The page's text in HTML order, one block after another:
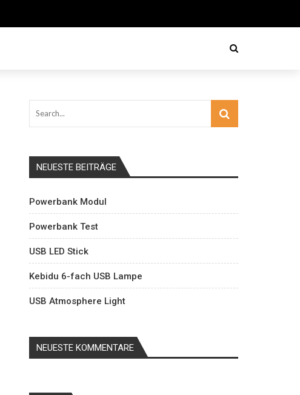
NEUESTE BEITRÄGE
Powerbank Modul
Powerbank Test
USB LED Stick
Kebidu 6-fach USB Lampe
USB Atmosphere Light
NEUESTE KOMMENTARE